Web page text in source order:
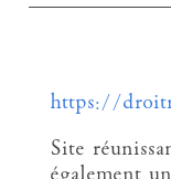
https://
Site